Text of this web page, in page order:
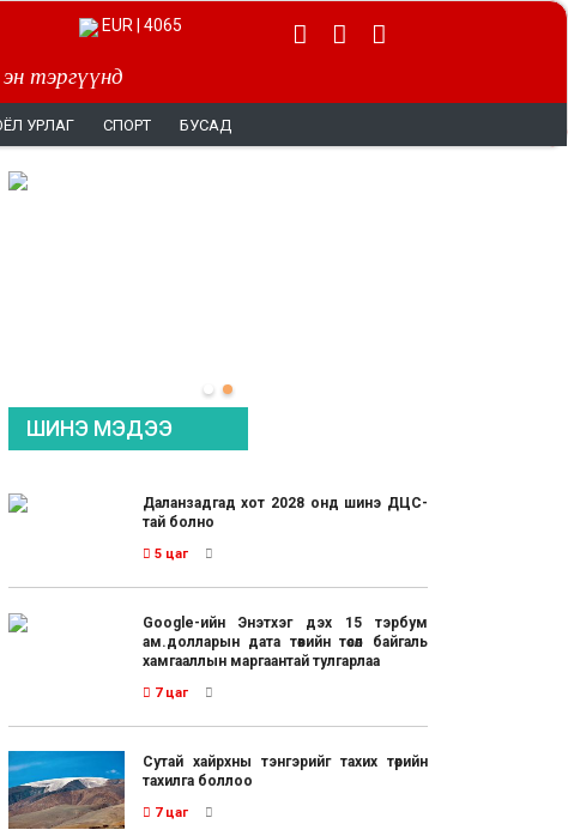
эн тэргүүнд
EUR | 4065
УРЛАГ СПОРТ БУСАД
ШИНЭ МЭДЭЭ
Даланзадгад хот 2028 онд шинэ ДЦС-
тай болно
5 цаг
Google-ийн Энэтхэг дэх 15 тэрбум
ам.долларын дата төвийн төсөл байгаль
хамгааллын маргаантай тулгарлаа
7 цаг
Сутай хайрхны тэнгэрийг тахих төрийн
тахилга боллоо
7 цаг